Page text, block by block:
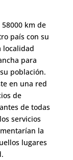
58000 km de
país con su
localidad
para
población.
en una red
de
de todas
servicios
la
lugares